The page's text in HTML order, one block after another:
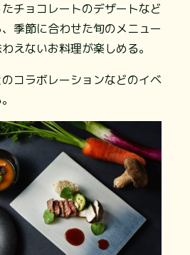
チョコレートのデザートなど
季節に合わせた旬のメニュー
えないお料理が楽しめる。
コラボレーションなどのイベ